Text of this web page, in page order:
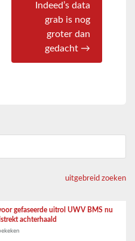
Indeed’s data
grab is nog
groter dan
gedacht →
uitgebreid zoeken
gefaseerde uitrol UWV BMS nu
achterhaald